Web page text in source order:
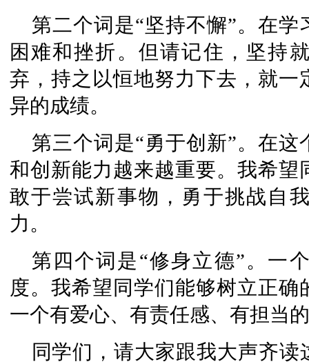
第二个词是“坚持不懈”。在
困难和挫折。但请记住，坚持
弃，持之以恒地努力下去，就
异的成绩。
第三个词是“勇于创新”。在
和创新能力越来越重要。我希
敢于尝试新事物，勇于挑战自
力。
第四个词是“修身立德”。一
度。我希望同学们能够树立正
一个有爱心、有责任感、有担当
同学们，请大家跟我大声齐